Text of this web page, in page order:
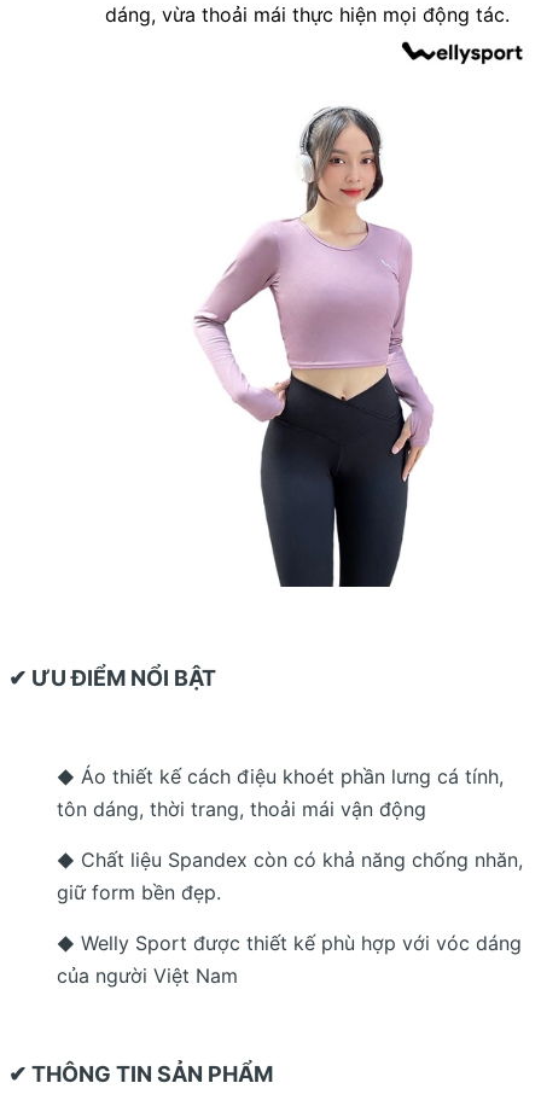
dáng, vừa thoải mái thực hiện mọi động tác.
✔ ƯU ĐIỂM NỔI BẬT
◆ Áo thiết kế cách điệu khoét phần lưng cá tính,
tôn dáng, thời trang, thoải mái vận động
◆ Chất liệu Spandex còn có khả năng chống nhăn,
giữ form bền đẹp.
◆ Welly Sport được thiết kế phù hợp với vóc dáng
của người Việt Nam
✔ THÔNG TIN SẢN PHẨM